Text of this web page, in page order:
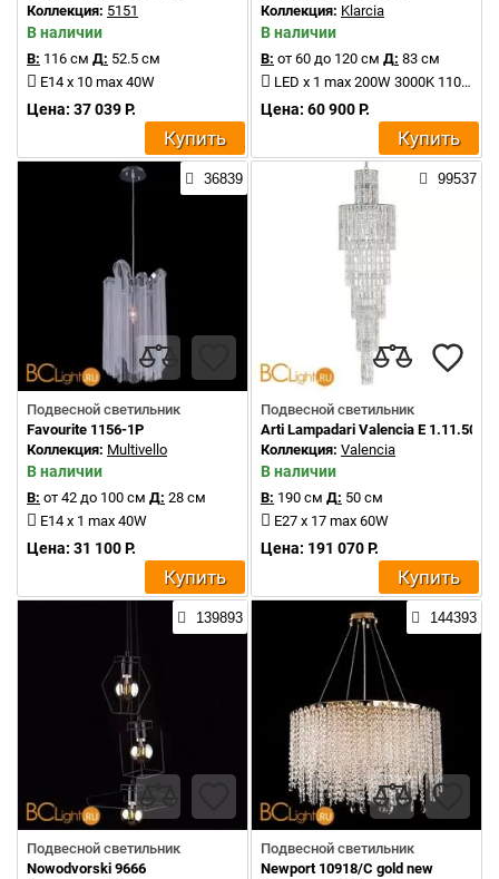
Коллекция: 5151
В наличии
В: 116 см Д: 52.5 см
E14 x 10 max 40W
Цена: 37 039 Р.
Купить
Коллекция: Klarcia
В наличии
В: от 60 до 120 см Д: 83 см
LED x 1 max 200W 3000K 11000Lm
Цена: 60 900 Р.
Купить
36839
Подвесной светильник
Favourite 1156-1P
Коллекция: Multivello
В наличии
В: от 42 до 100 см Д: 28 см
E14 x 1 max 40W
Цена: 31 100 Р.
Купить
99537
Подвесной светильник
Arti Lampadari Valencia E
Коллекция: Valencia
В наличии
В: 190 см Д: 50 см
E27 x 17 max 60W
Цена: 191 070 Р.
Купить
139893
Подвесной светильник
Nowodvorski 9666
144393
Подвесной светильник
Newport 10918/C gold new